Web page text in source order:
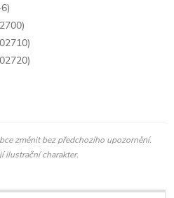
změnit bez předchozího upozornění.
ilustrační charakter.